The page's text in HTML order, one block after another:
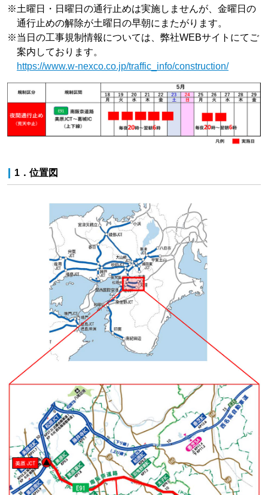
※土曜日・日曜日の通行止めは実施しませんが、金曜日の
通行止めの解除が土曜日の早朝にまたがります。
※当日の工事規制情報については、弊社WEBサイトにてご
案内しております。
https://www.w-nexco.co.jp/traffic_info/construction/
1．位置図